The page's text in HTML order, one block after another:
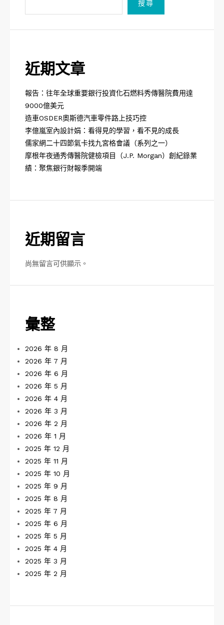
搜尋
近期文章
報告：往年全球重要銀行投資化石燃料秀傳醫院費用達
9000億美元
造車OSDER奧斯德汽車零件路上技巧控
李億嵐室內設計娟：看得見的學習，看不見的成長
儒家網二十四節氣卡找九宮格會議（系列之一）
摩根年夜通秀傳醫院健檢項目（J.P. Morgan）創紀錄業
績：聚焦銀行財報季開端
近期留言
尚無留言可供顯示。
彙整
2026 年 8 月
2026 年 7 月
2026 年 6 月
2026 年 5 月
2026 年 4 月
2026 年 3 月
2026 年 2 月
2026 年 1 月
2025 年 12 月
2025 年 11 月
2025 年 10 月
2025 年 9 月
2025 年 8 月
2025 年 7 月
2025 年 6 月
2025 年 5 月
2025 年 4 月
2025 年 3 月
2025 年 2 月